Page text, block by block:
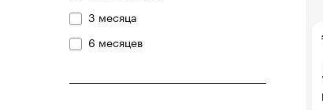
3 месяца
6 месяцев